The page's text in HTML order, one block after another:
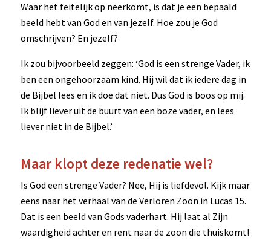
Waar het feitelijk op neerkomt, is dat je een bepaald
beeld hebt van God en van jezelf. Hoe zou je God
omschrijven? En jezelf?
Ik zou bijvoorbeeld zeggen: ‘God is een strenge Vader, ik
ben een ongehoorzaam kind. Hij wil dat ik iedere dag in
de Bijbel lees en ik doe dat niet. Dus God is boos op mij.
Ik blijf liever uit de buurt van een boze vader, en lees
liever niet in de Bijbel.’
Maar klopt deze redenatie wel?
Is God een strenge Vader? Nee, Hij is liefdevol. Kijk maar
eens naar het verhaal van de Verloren Zoon in Lucas 15.
Dat is een beeld van Gods vaderhart. Hij laat al Zijn
waardigheid achter en rent naar de zoon die thuiskomt!